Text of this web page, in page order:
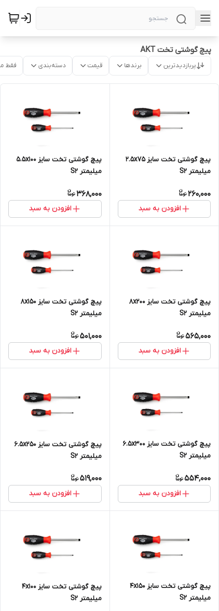
پیچ گوشتی تخت AKT
پربازدیدترین برندها قیمت دسته‌بندی فقط
پیچ گوشتی تخت سایز 2.5x75
میلیمتر S2
260,000
افزودن به سبد
پیچ گوشتی تخت سایز 5.5x100
میلیمتر S2
368,000
افزودن به سبد
پیچ گوشتی تخت سایز 8x200
میلیمتر S2
565,000
افزودن به سبد
پیچ گوشتی تخت سایز 8x150
میلیمتر S2
501,000
افزودن به سبد
پیچ گوشتی تخت سایز 6.5x300
میلیمتر S2
554,000
افزودن به سبد
پیچ گوشتی تخت سایز 6.5x250
میلیمتر S2
519,000
افزودن به سبد
پیچ گوشتی تخت سایز 4x150
میلیمتر S2
پیچ گوشتی تخت سایز 4x100
میلیمتر S2